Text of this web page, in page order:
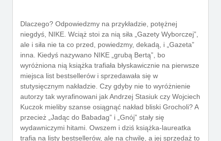
Dlaczego? Odpowiedzmy na przykładzie, potężnej
niegdyś, NIKE. Wciąż stoi za nią siła „Gazety Wyborczej”,
ale i siła nie ta co przed, powiedzmy, dekadą, i „Gazeta”
inna. Kiedyś nazywano NIKE „grubą Bertą”, bo
wyróżniona nią książka trafiała błyskawicznie na pierwsze
miejsca list bestsellerów i sprzedawała się w
stutysięcznym nakładzie. Czy gdyby nie to wyróżnienie
autorzy tak wyrafinowani jak Andrzej Stasiuk czy Wojciech
Kuczok mieliby szanse osiągnąć nakład bliski Grocholi? A
przecież „Jadąc do Babadag” i „Gnój” stały się
wydawniczymi hitami. Owszem i dziś książka-laureatka
trafia na listy bestsellerów, ale na chwilę, a jej sprzedaż to